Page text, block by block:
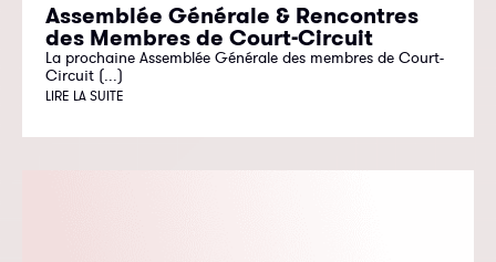
Assemblée Générale & Rencontres
des Membres de Court-Circuit
La prochaine Assemblée Générale des membres de Court-
Circuit (...)
LIRE LA SUITE